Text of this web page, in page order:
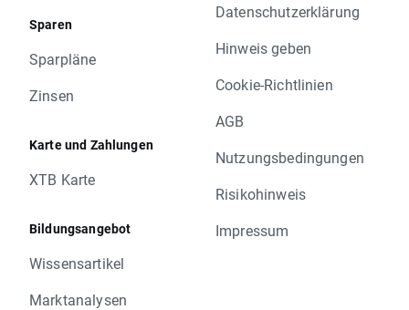
Sparen
Sparpläne
Zinsen
Karte und Zahlungen
XTB Karte
Bildungsangebot
Wissensartikel
Marktanalysen
Datenschutzerklärung
Hinweis geben
Cookie-Richtlinien
AGB
Nutzungsbedingungen
Risikohinweis
Impressum